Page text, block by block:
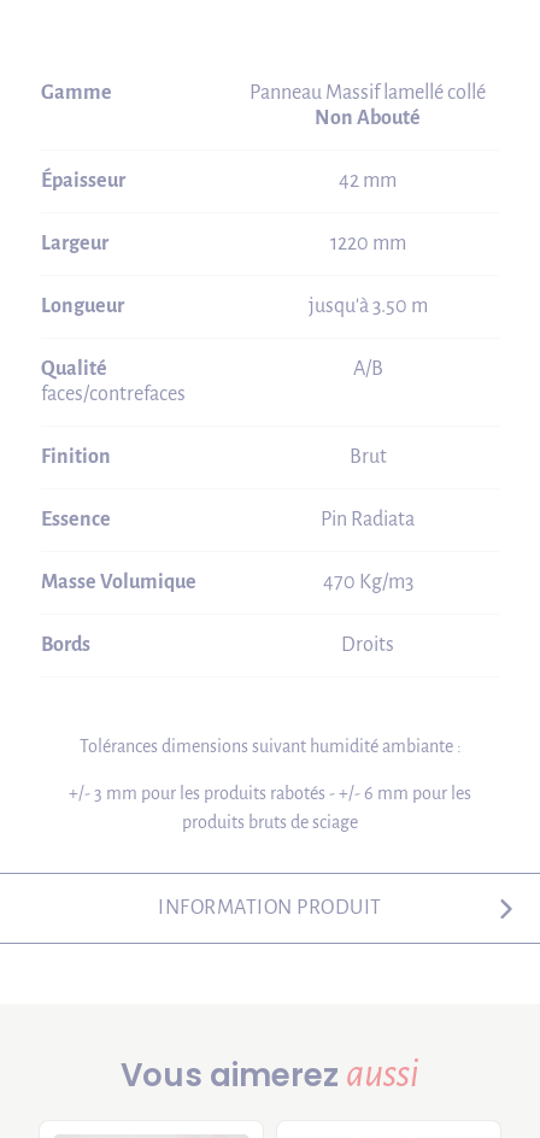
Gamme
Panneau Massif lamellé collé
Non Abouté
Épaisseur 42 mm
Largeur 1220 mm
Longueur jusqu'à 3.50 m
Qualité
faces/contrefaces
A/B
Finition Brut
Essence Pin Radiata
Masse Volumique 470 Kg/m3
Bords Droits
Tolérances dimensions suivant humidité ambiante :
+/- 3 mm pour les produits rabotés - +/- 6 mm pour les
produits bruts de sciage
INFORMATION PRODUIT
Vous aimerez aussi